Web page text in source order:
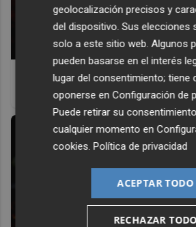
Lujo con carácter
Una joya para mujeres que no piden
geolocalización precisos y
del dispositivo. Sus elecciones
solo a este sitio web. Algunos
pueden basarse en el interés
lugar del consentimiento; tiene
oponerse enConfiguración de
Puede retirar su
cualquier momento en
cookies.Política de privacidad
ACEPTAR TODO
RECHAZAR